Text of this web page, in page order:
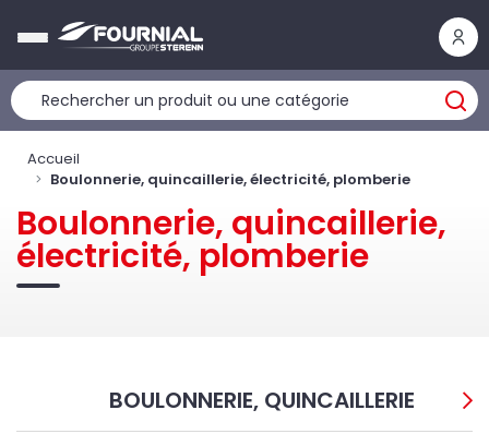
Accueil
Boulonnerie, quincaillerie, électricité, plomberie
Boulonnerie, quincaillerie,
électricité, plomberie
BOULONNERIE, QUINCAILLERIE